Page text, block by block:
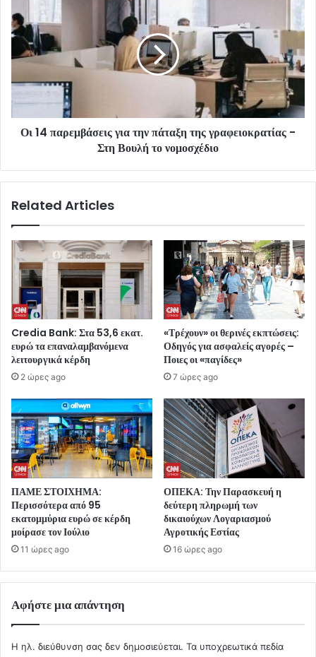
Οι 14 παρεμβάσεις για την πάταξη της γραφειοκρατίας -
Στη Βουλή το νομοσχέδιο
Related Articles
Credia Bank: Στα 53,6 εκατ.
ευρώ τα επαναλαμβανόμενα
λειτουργικά κέρδη
2 ώρες ago
«Τρέχουν» οι θερινές εκπτώσεις:
Οδηγός για ασφαλείς αγορές –
Ποιες οι «παγίδες»
7 ώρες ago
ΠΑΜΕ ΣΤΟΙΧΗΜΑ:
Περισσότερα από 95
εκατομμύρια ευρώ σε κέρδη
μοίρασε τον Ιούλιο
11 ώρες ago
ΟΠΕΚΑ: Την Παρασκευή η
δεύτερη πληρωμή των
δικαιούχων Λογαριασμού
Αγροτικής Εστίας
16 ώρες ago
Αφήστε μια απάντηση
Η ηλ. διεύθυνση σας δεν δημοσιεύεται. Τα υποχρεωτικά πεδία